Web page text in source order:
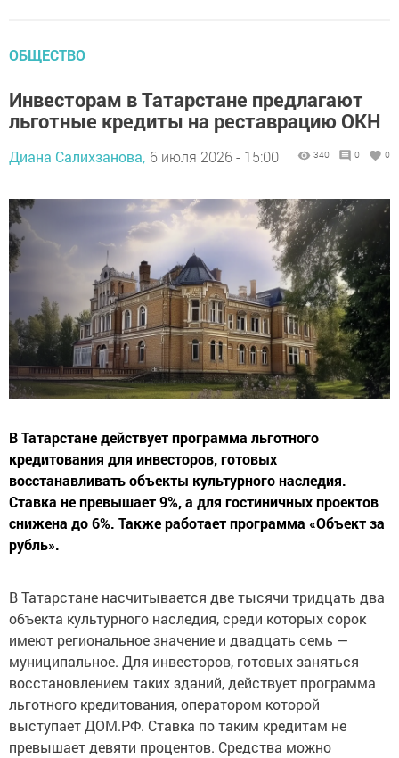
ОБЩЕСТВО
Инвесторам в Татарстане предлагают
льготные кредиты на реставрацию ОКН
Диана Салихзанова, 6 июля 2026 - 15:00 340 0 0
В Татарстане действует программа льготного
кредитования для инвесторов, готовых
восстанавливать объекты культурного наследия.
Ставка не превышает 9%, а для гостиничных проектов
снижена до 6%. Также работает программа «Объект за
рубль».
В Татарстане насчитывается две тысячи тридцать два
объекта культурного наследия, среди которых сорок
имеют региональное значение и двадцать семь —
муниципальное. Для инвесторов, готовых заняться
восстановлением таких зданий, действует программа
льготного кредитования, оператором которой
выступает ДОМ.РФ. Ставка по таким кредитам не
превышает девяти процентов. Средства можно